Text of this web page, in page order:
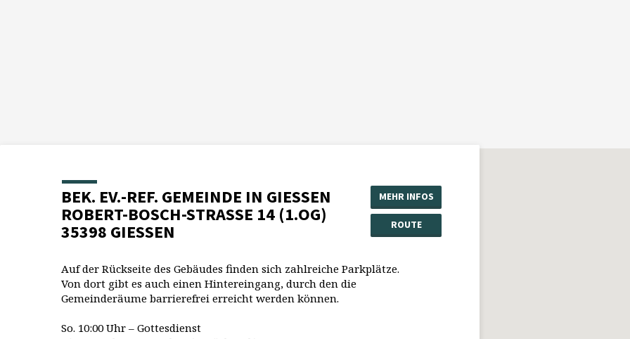
BEK. EV.-REF. GEMEINDE IN GIESSEN
ROBERT-BOSCH-STRASSE 14 (1.OG)
35398 GIESSEN
MEHR INFOS
ROUTE
Auf der Rückseite des Gebäudes finden sich zahlreiche Parkplätze.
Von dort gibt es auch einen Hintereingang, durch den die
Gemeinderäume barrierefrei erreicht werden können.
So. 10:00 Uhr – Gottesdienst